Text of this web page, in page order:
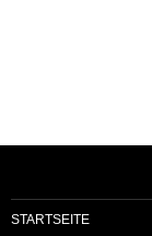
STARTSEITE